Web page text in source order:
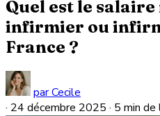
Quel est le
infirmier ou
France ?
par Cecile
· 24 décembre 2025 · 5 min